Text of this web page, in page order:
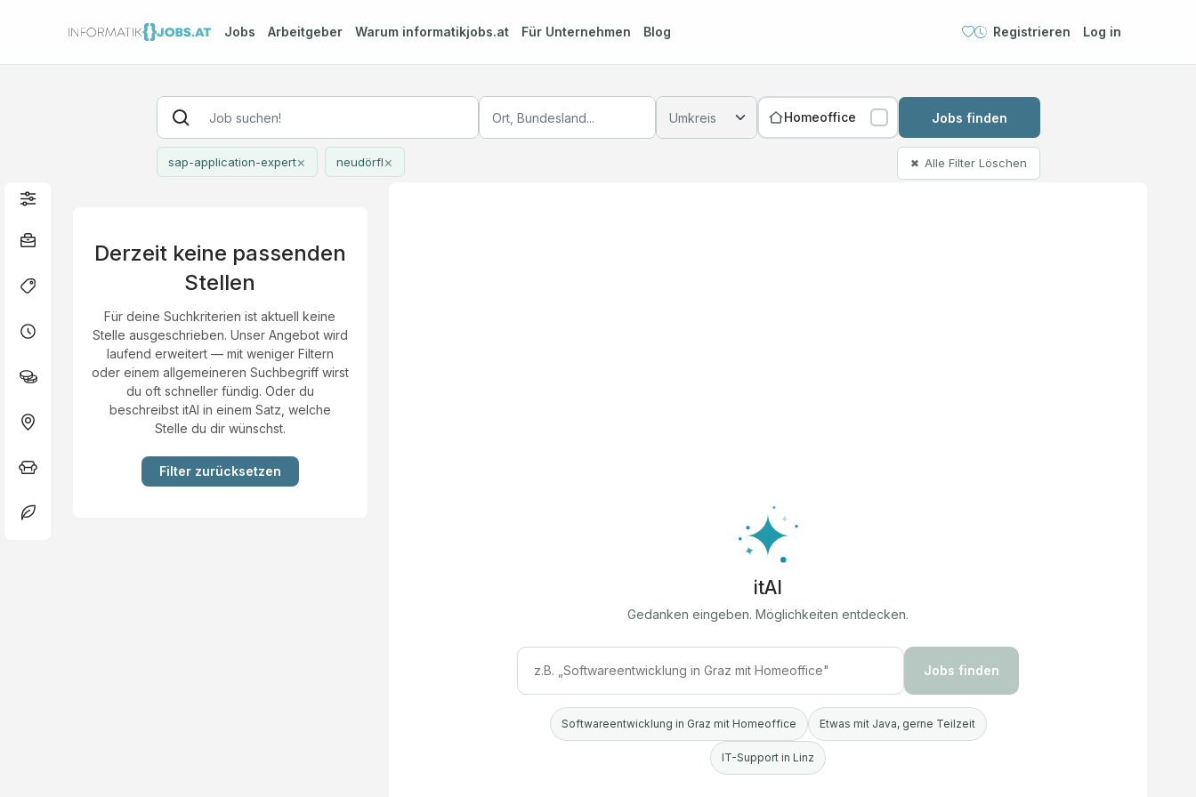
Jobs Arbeitgeber Warum informatikjobs.at Für Unternehmen Blog Registrieren Log in
Homeoffice Jobs finden
sap-application-expert× neudörfl× ✖ Alle Filter Löschen
Derzeit keine passenden
Stellen
Für deine Suchkriterien ist aktuell keine
Stelle ausgeschrieben. Unser Angebot wird
laufend erweitert — mit weniger Filtern
oder einem allgemeineren Suchbegriff wirst
du oft schneller fündig. Oder du
beschreibst itAI in einem Satz, welche
Stelle du dir wünschst.
Filter zurücksetzen
itAI
Gedanken eingeben. Möglichkeiten entdecken.
Jobs finden
Softwareentwicklung in Graz mit Homeoffice Etwas mit Java, gerne Teilzeit
IT-Support in Linz